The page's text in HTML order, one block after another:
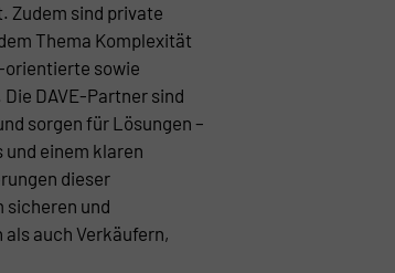
Zudem sind private
Thema Komplexität
orientierte sowie
DAVE-Partner sind
sorgen für Lösungen –
einem klaren
dieser
sicheren und
auch Verkäufern,